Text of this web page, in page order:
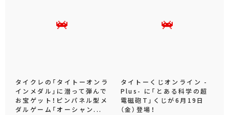
タイクレの「タイトーオンラ
インメダル」に潜って弾んで
お宝ゲット！ピンパネル型メ
ダルゲーム「オーシャン...
タイトーくじオンライン -
Plus- に「とある科学の超
電磁砲T」くじが6月19日
（金）登場！